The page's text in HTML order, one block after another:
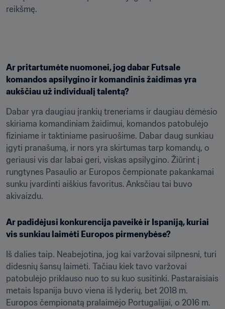
reikšmę.
Ar pritartumėte nuomonei, jog dabar Futsale
komandos apsilygino ir komandinis žaidimas yra
aukščiau už individualį talentą?
Dabar yra daugiau įrankių treneriams ir daugiau dėmėsio
skiriama komandiniam žaidimui, komandos patobulėjo
fiziniame ir taktiniame pasiruošime. Dabar daug sunkiau
įgyti pranašumą, ir nors yra skirtumas tarp komandų, o
geriausi vis dar labai geri, viskas apsilygino. Žiūrint į
rungtynes Pasaulio ar Europos čempionate pakankamai
sunku įvardinti aiškius favoritus. Anksčiau tai buvo
akivaizdu.
Ar padidėjusi konkurencija paveikė ir Ispaniją, kuriai
vis sunkiau laimėti Europos pirmenybėse?
Iš dalies taip. Neabejotina, jog kai varžovai silpnesni, turi
didesnių šansų laimėti. Tačiau kiek tavo varžovai
patobulėjo priklauso nuo to su kuo susitinki. Pastaraisiais
metais Ispanija buvo viena iš lyderių, bet 2018 m.
Europos čempionatą pralaimėjo Portugalijai, o 2016 m.